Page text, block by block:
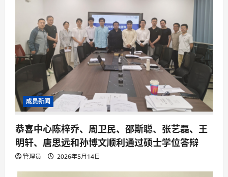
成员新闻
恭喜中心陈梓乔、周卫民、邵斯聪、张艺磊、王
明轩、唐思远和孙博文顺利通过硕士学位答辩
管理员 2026年5月14日